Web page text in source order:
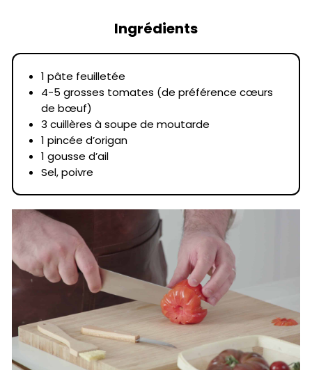
Ingrédients
1 pâte feuilletée
4-5 grosses tomates (de préférence cœurs
de bœuf)
3 cuillères à soupe de moutarde
1 pincée d’origan
1 gousse d’ail
Sel, poivre